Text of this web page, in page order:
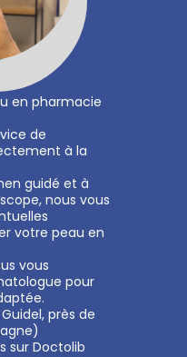
en pharmacie
de
à la
guidé et à
nous vous
votre peau en
vous
pour
près de
sur Doctolib